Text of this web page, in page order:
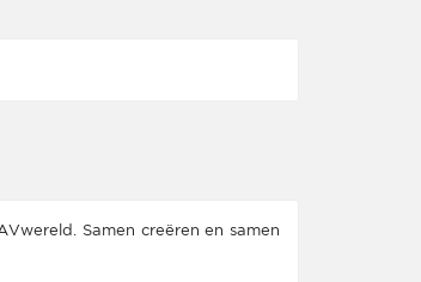
Samen creëren en samen